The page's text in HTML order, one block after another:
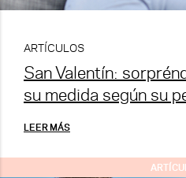
ARTÍCULOS
San Valentín:
su medida según su
LEER MÁS